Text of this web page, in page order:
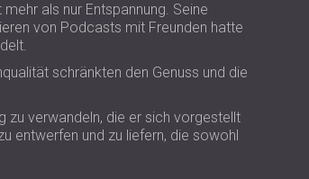
POLAND | PL
USA | US
als nur Entspannung. Seine
von Podcasts mit Freunden hatte
schränkten den Genuss und die
zu verwandeln, die er sich vorgestellt
entwerfen und zu liefern, die sowohl